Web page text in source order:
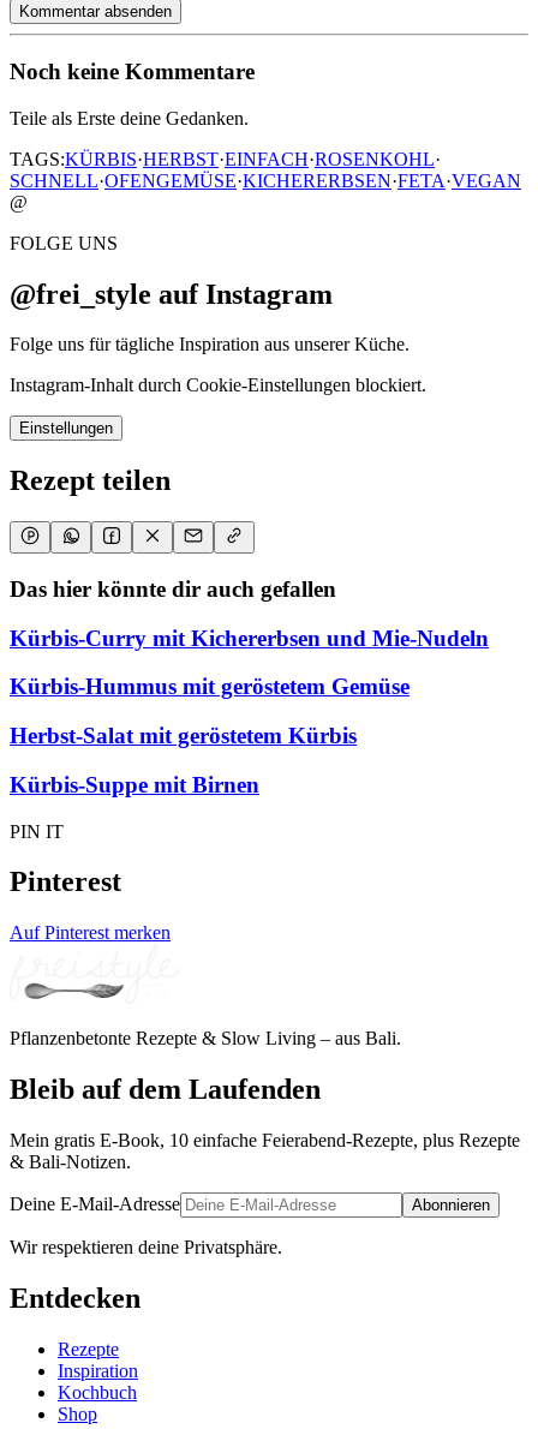
Kommentar absenden
Noch keine Kommentare
Teile als Erste deine Gedanken.
TAGS:KÜRBIS·HERBST·EINFACH·ROSENKOHL·
SCHNELL·OFENGEMÜSE·KICHERERBSEN·FETA·VEGAN
@
FOLGE UNS
@frei_style auf Instagram
Folge uns für tägliche Inspiration aus unserer Küche.
Instagram-Inhalt durch Cookie-Einstellungen blockiert.
Einstellungen
Rezept teilen
Das hier könnte dir auch gefallen
Kürbis-Curry mit Kichererbsen und Mie-Nudeln
Kürbis-Hummus mit geröstetem Gemüse
Herbst-Salat mit geröstetem Kürbis
Kürbis-Suppe mit Birnen
PIN IT
Pinterest
Auf Pinterest merken
Pflanzenbetonte Rezepte & Slow Living – aus Bali.
Bleib auf dem Laufenden
Mein gratis E-Book, 10 einfache Feierabend-Rezepte, plus Rezepte
& Bali-Notizen.
Deine E-Mail-Adresse Abonnieren
Wir respektieren deine Privatsphäre.
Entdecken
Rezepte
Inspiration
Kochbuch
Shop